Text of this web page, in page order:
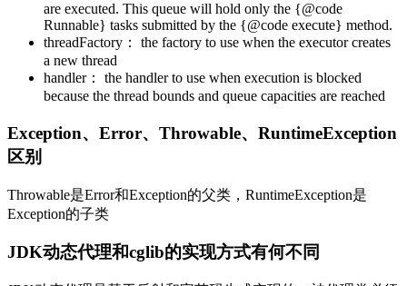
are executed. This queue will hold only the {@code
Runnable} tasks submitted by the {@code execute} method.
threadFactory： the factory to use when the executor creates
a new thread
handler： the handler to use when execution is blocked
because the thread bounds and queue capacities are reached
Exception、Error、Throwable、RuntimeException
区别
Throwable是Error和Exception的父类，RuntimeException是
Exception的子类
JDK动态代理和cglib的实现方式有何不同